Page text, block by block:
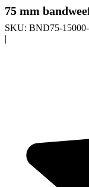
75 mm
SKU: BND75-
|